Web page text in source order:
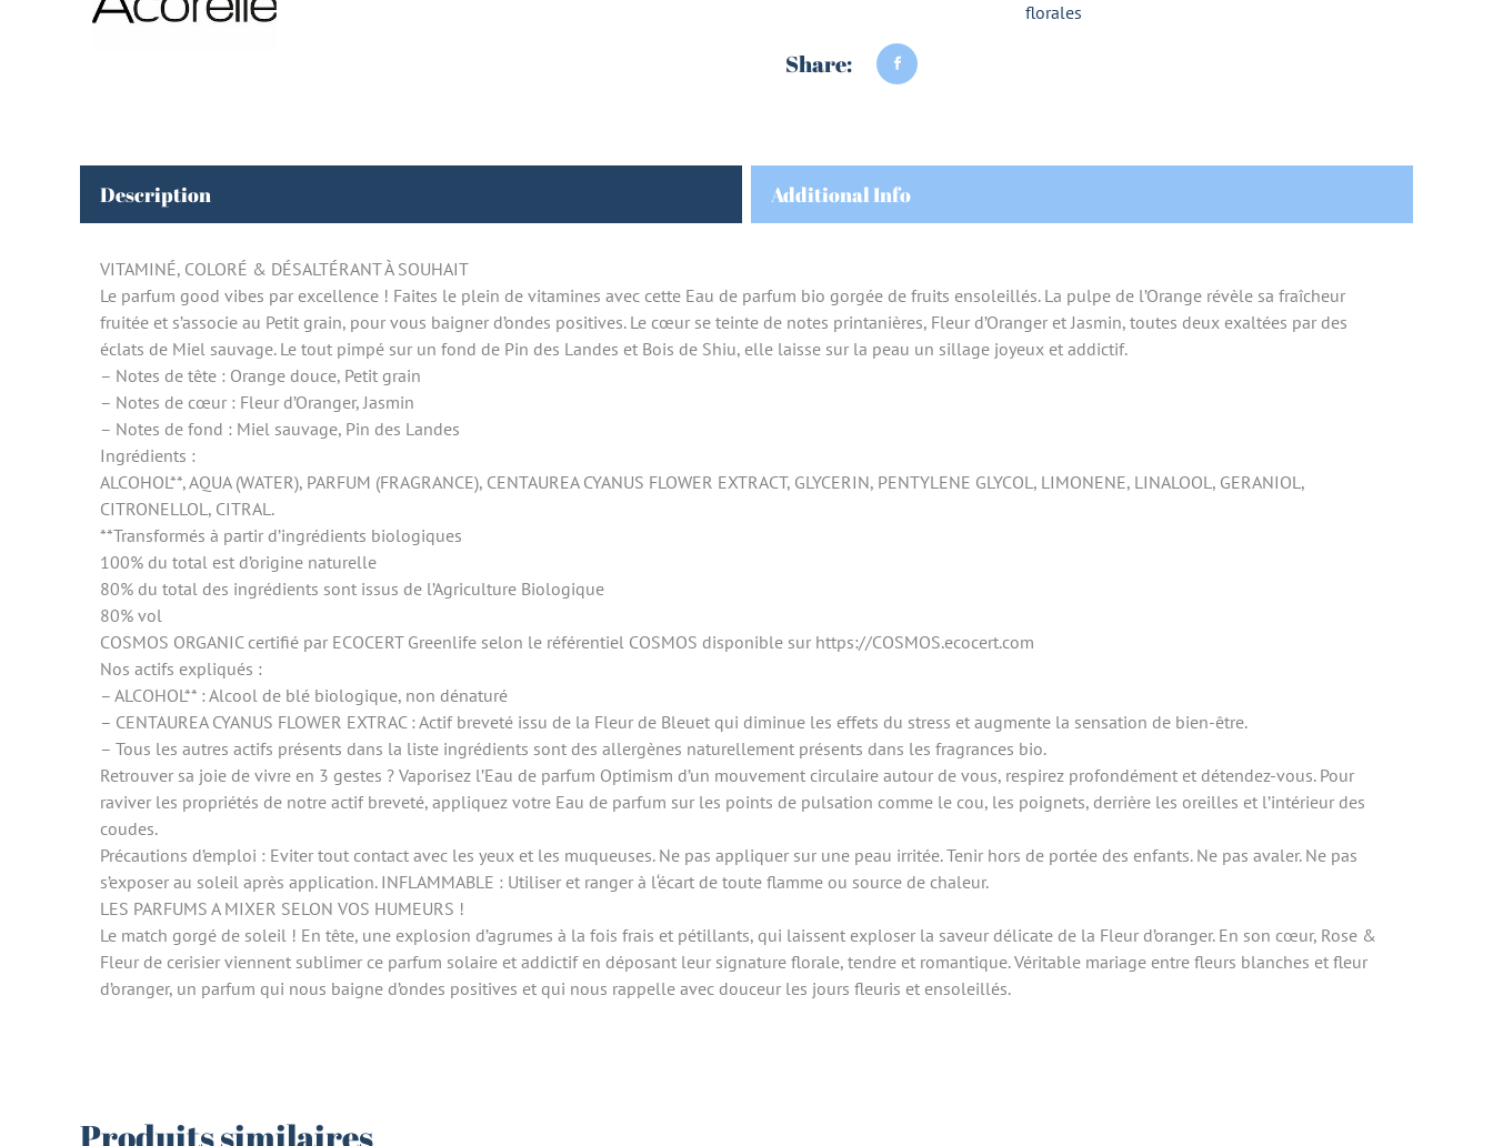
florales
Share:
Description Additional Info
VITAMINÉ, COLORÉ & DÉSALTÉRANT À SOUHAIT
Le parfum good vibes par excellence ! Faites le plein de vitamines avec cette Eau de parfum bio gorgée de fruits ensoleillés. La pulpe de l’Orange révèle sa fraîcheur
fruitée et s’associe au Petit grain, pour vous baigner d’ondes positives. Le cœur se teinte de notes printanières, Fleur d’Oranger et Jasmin, toutes deux exaltées par des
éclats de Miel sauvage. Le tout pimpé sur un fond de Pin des Landes et Bois de Shiu, elle laisse sur la peau un sillage joyeux et addictif.
– Notes de tête : Orange douce, Petit grain
– Notes de cœur : Fleur d’Oranger, Jasmin
– Notes de fond : Miel sauvage, Pin des Landes
Ingrédients :
ALCOHOL**, AQUA (WATER), PARFUM (FRAGRANCE), CENTAUREA CYANUS FLOWER EXTRACT, GLYCERIN, PENTYLENE GLYCOL, LIMONENE, LINALOOL, GERANIOL,
CITRONELLOL, CITRAL.
**Transformés à partir d’ingrédients biologiques
100% du total est d’origine naturelle
80% du total des ingrédients sont issus de l’Agriculture Biologique
80% vol
COSMOS ORGANIC certifié par ECOCERT Greenlife selon le référentiel COSMOS disponible sur https://COSMOS.ecocert.com
Nos actifs expliqués :
– ALCOHOL** : Alcool de blé biologique, non dénaturé
– CENTAUREA CYANUS FLOWER EXTRAC : Actif breveté issu de la Fleur de Bleuet qui diminue les effets du stress et augmente la sensation de bien-être.
– Tous les autres actifs présents dans la liste ingrédients sont des allergènes naturellement présents dans les fragrances bio.
Retrouver sa joie de vivre en 3 gestes ? Vaporisez l’Eau de parfum Optimism d’un mouvement circulaire autour de vous, respirez profondément et détendez-vous. Pour
raviver les propriétés de notre actif breveté, appliquez votre Eau de parfum sur les points de pulsation comme le cou, les poignets, derrière les oreilles et l’intérieur des
coudes.
Précautions d’emploi : Eviter tout contact avec les yeux et les muqueuses. Ne pas appliquer sur une peau irritée. Tenir hors de portée des enfants. Ne pas avaler. Ne pas
s’exposer au soleil après application. INFLAMMABLE : Utiliser et ranger à l‘écart de toute flamme ou source de chaleur.
LES PARFUMS A MIXER SELON VOS HUMEURS !
Le match gorgé de soleil ! En tête, une explosion d’agrumes à la fois frais et pétillants, qui laissent exploser la saveur délicate de la Fleur d’oranger. En son cœur, Rose &
Fleur de cerisier viennent sublimer ce parfum solaire et addictif en déposant leur signature florale, tendre et romantique. Véritable mariage entre fleurs blanches et fleur
d’oranger, un parfum qui nous baigne d’ondes positives et qui nous rappelle avec douceur les jours fleuris et ensoleillés.
Produits similaires